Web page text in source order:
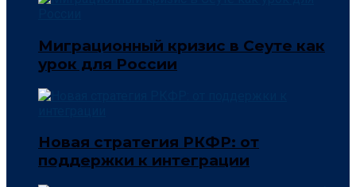
Миграционный кризис в Сеуте как
урок для России
Новая стратегия РКФР: от
поддержки к интеграции